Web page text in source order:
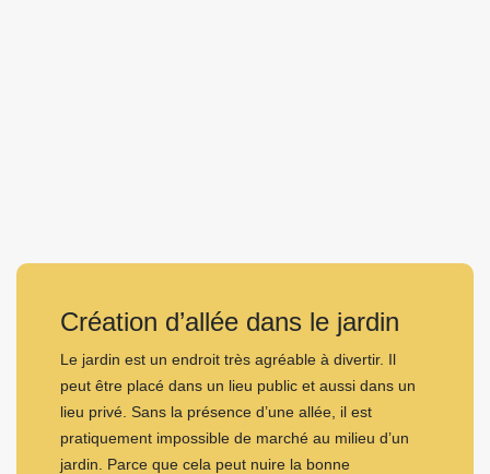
Création d’allée dans le jardin
Le jardin est un endroit très agréable à divertir. Il
peut être placé dans un lieu public et aussi dans un
lieu privé. Sans la présence d’une allée, il est
pratiquement impossible de marché au milieu d’un
jardin. Parce que cela peut nuire la bonne